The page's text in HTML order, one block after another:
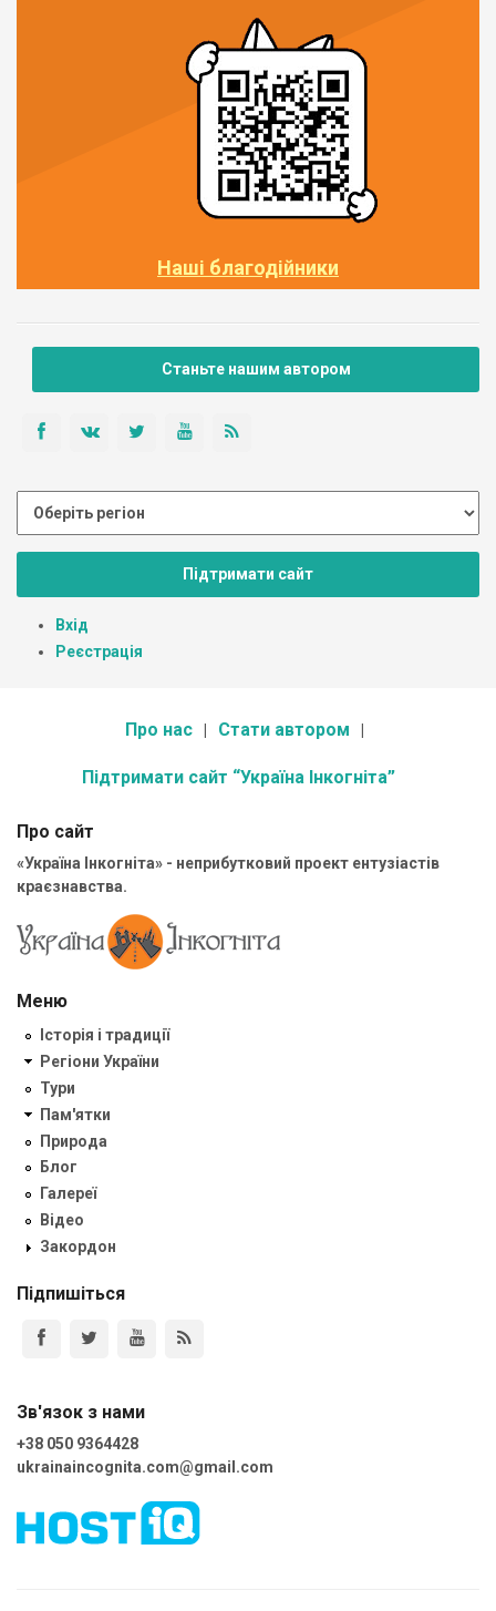
Наші благодійники
Станьте нашим автором
Підтримати сайт
Вхід
Реєстрація
Про нас Стати автором
Підтримати сайт “Україна Інкогніта”
Про сайт
«Україна Інкогніта» - неприбутковий проект ентузіастів
краєзнавства.
Меню
Історія і традиції
Регіони України
Тури
Пам'ятки
Природа
Блог
Галереї
Відео
Закордон
Підпишіться
Зв'язок з нами
+38 050 9364428
ukrainaincognita.com@gmail.com